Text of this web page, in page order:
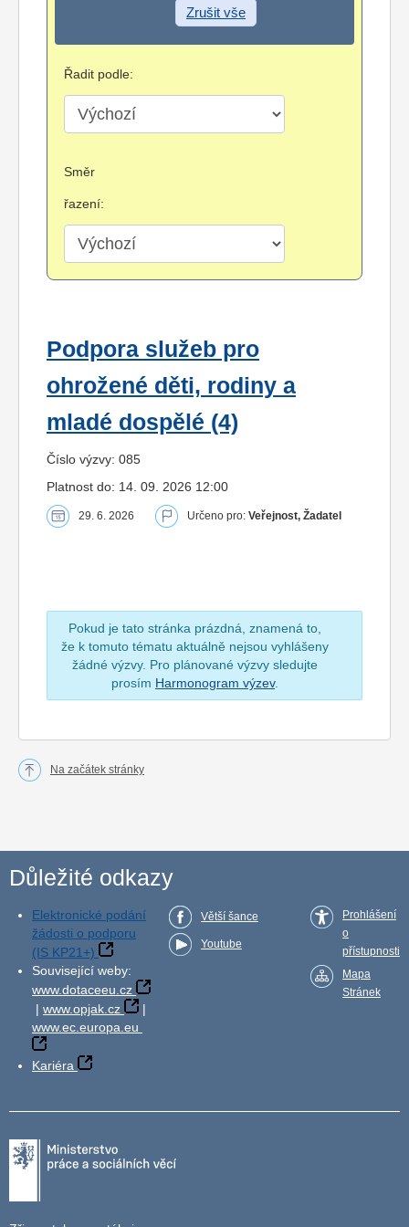
Zrušit vše
Řadit podle:
Směr
řazení:
Podpora služeb pro
ohrožené děti, rodiny a
mladé dospělé (4)
Číslo výzvy: 085
Platnost do: 14. 09. 2026 12:00
29. 6. 2026 Určeno pro: Veřejnost, Žadatel
Pokud je tato stránka prázdná, znamená to,
že k tomuto tématu aktuálně nejsou vyhlášeny
žádné výzvy. Pro plánované výzvy sledujte
prosím Harmonogram výzev.
Na začátek stránky
Důležité odkazy
Elektronické podání
žádosti o podporu
(IS KP21+)
Související weby:
www.dotaceeu.cz
| www.opjak.cz
|
www.ec.europa.eu
Kariéra
Větší šance
Youtube
Prohlášení
o
přístupnosti
Mapa
Stránek